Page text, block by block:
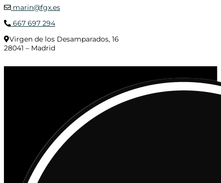
marin@fgx.es
667 697 294
Virgen de los Desamparados, 16
28041 – Madrid